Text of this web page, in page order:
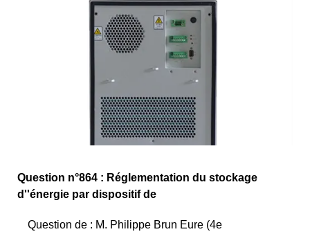
Question n°864 : Réglementation du stockage
d''énergie par dispositif de
Question de : M. Philippe Brun Eure (4e